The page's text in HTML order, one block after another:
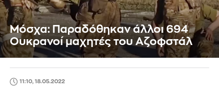
Μόσχα: Παραδόθηκαν άλλοι 694
Ουκρανοί μαχητές του Αζοφστάλ
11:10, 18.05.2022